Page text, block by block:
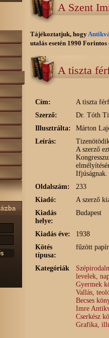
A Szent
Tájékoztatjuk, hogy
utalás esetén 1990
A tiszta
Cím:
A tiszta
Szerző:
Dr. Tóth
Illusztrálta:
Márton
Leírás:
A szerző
Ifjúságnak.
Oldalszám:
233
Kiadó:
A szerző
Kiadás
helye:
Budapest
Kiadás éve:
1938
Kötés
típusa:
fűzött
Kategóriák
levelek,
Gyermek
Vallás,
Becses
Imre
Cserkész
Grafika,